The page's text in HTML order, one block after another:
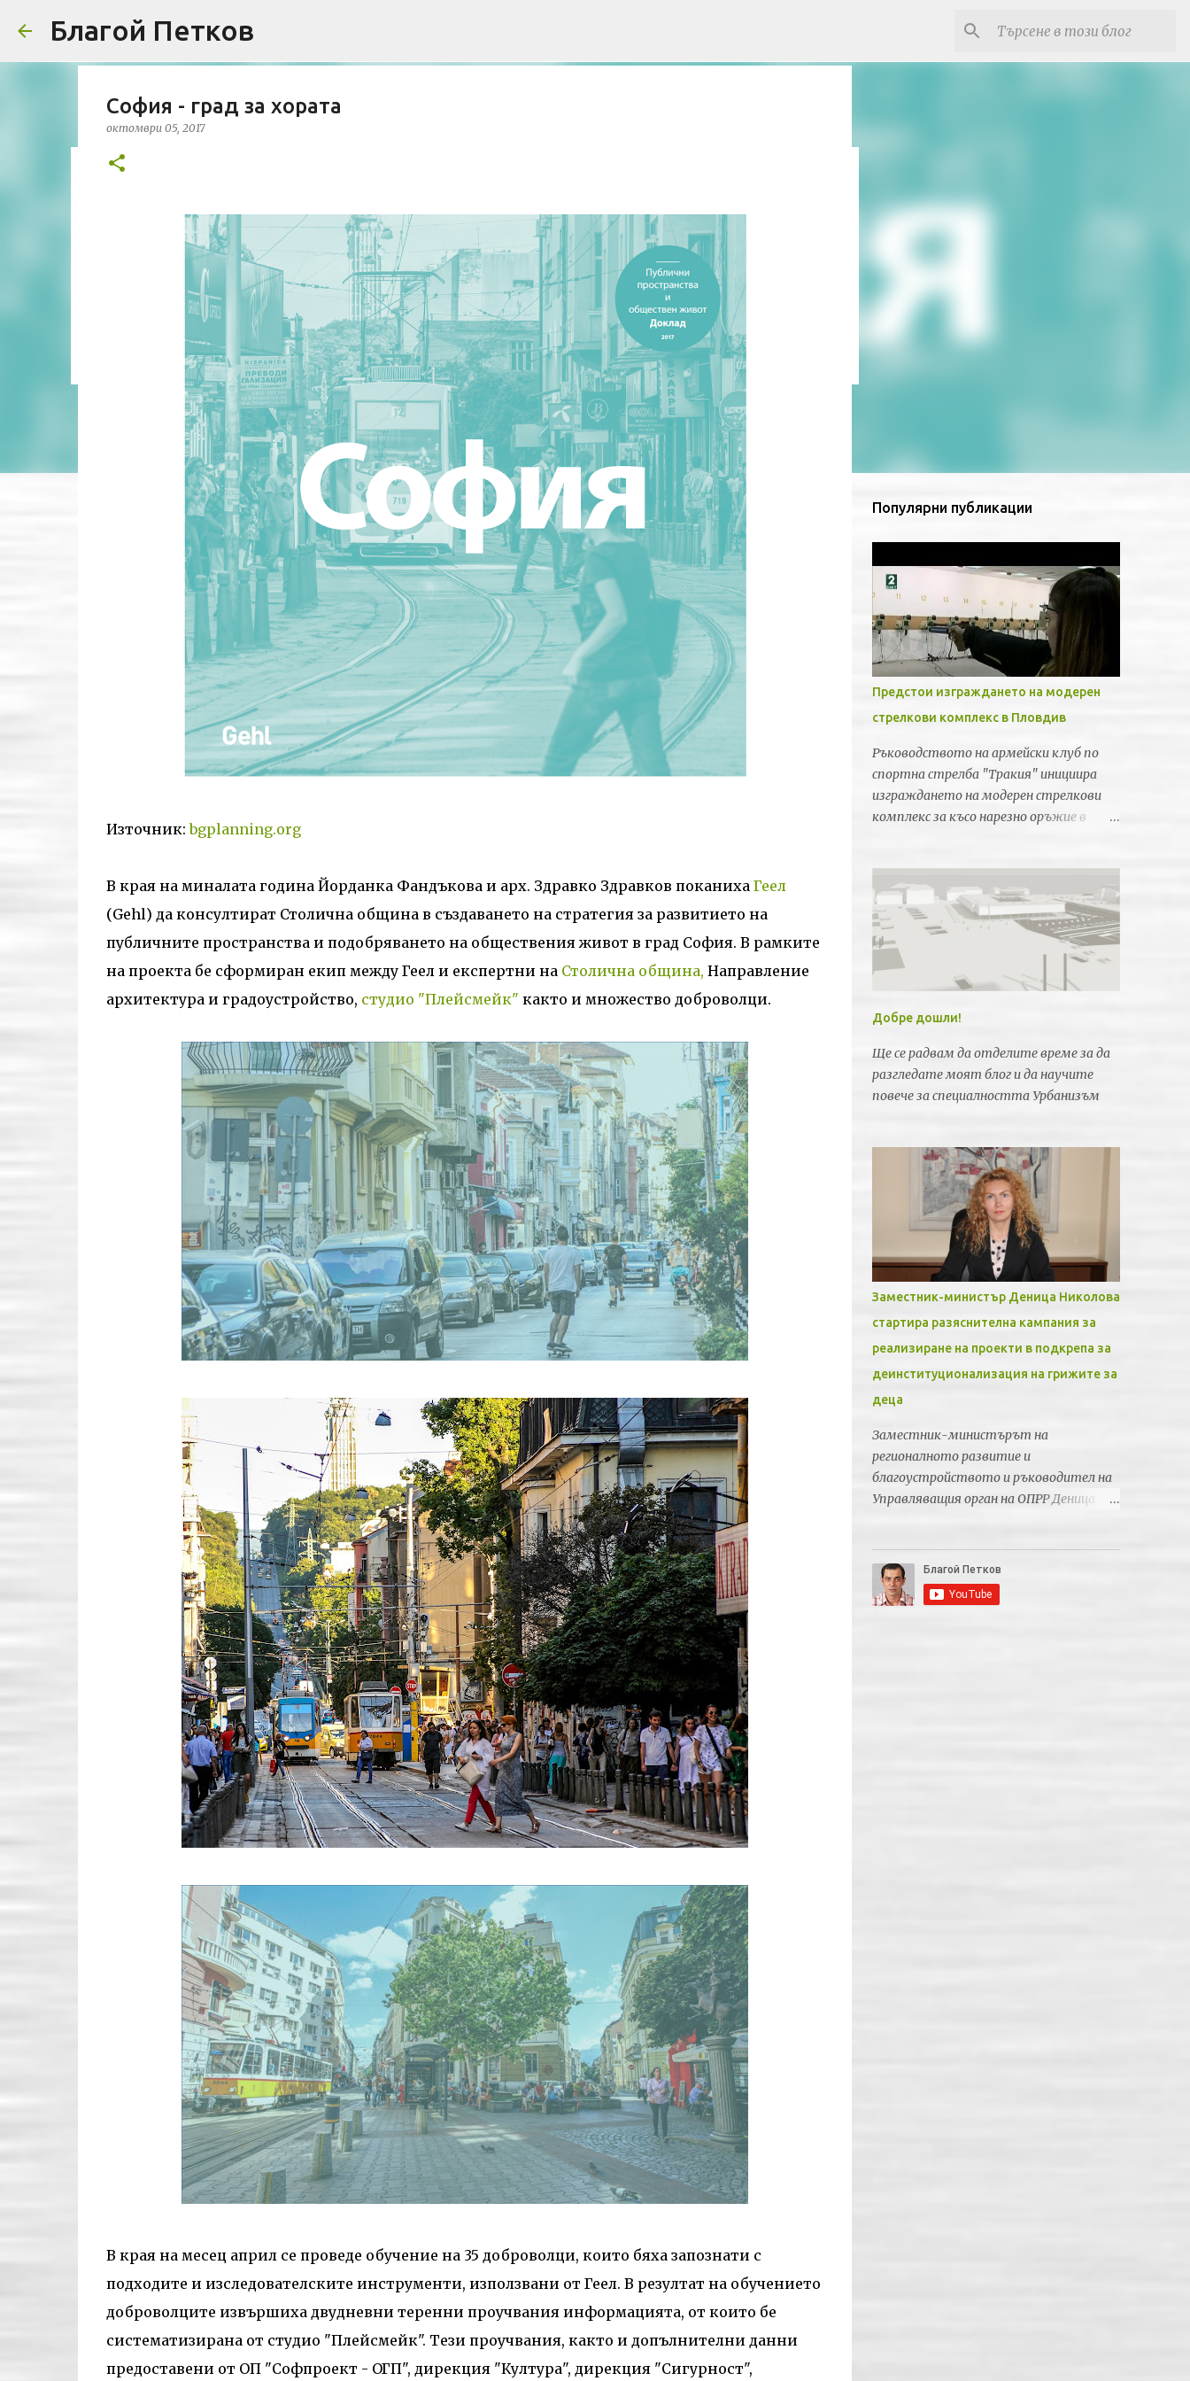
Благой Петков
БЛАГОЙ ПЕТКОВ ЗА МЕН ПРЕДСТАВЯНЕ НА БЛОГА СОЦИОЛОГИЯ СУ "СВ. КЛИМЕНТ ОХРИДСКИ" УАСГ
София - град за хората
октомври 05, 2017
Източник:bgplanning.org
В края на миналата година Йорданка Фандъкова и арх. Здравко Здравков поканиха Геел
(Gehl) да консултират Столична община в създаването на стратегия за развитието на
публичните пространства и подобряването на обществения живот в град София. В рамките
на проекта бе сформиран екип между Геел и експертни на Столична община, Направление
архитектура и градоустройство, студио "Плейсмейк" както и множество доброволци.
В края на месец април се проведе обучение на 35 доброволци, които бяха запознати с
подходите и изследователските инструменти, използвани от Геел. В резултат на обучението
доброволците извършиха двудневни теренни проучвания информацията, от които бе
систематизирана от студио "Плейсмейк". Тези проучвания, както и допълнителни данни
предоставени от ОП "Софпроект - ОГП", дирекция "Култура", дирекция "Сигурност",
Популярни публикации
Предстои изграждането на модерен
стрелкови комплекс в Пловдив
Ръководството на армейски клуб по
спортна стрелба "Тракия" инициира
изграждането на модерен стрелкови
комплекс за късо нарезно оръжие в
Световната федерация по спортна
стрелба за провеждането на силни
международни турнири и първенства.
Добре дошли!
Ще се радвам да отделите време за да
разгледате моят блог и да научите
повече за специалността Урбанизъм
Заместник-министър Деница Николова
стартира разяснителна кампания за
реализиране на проекти в подкрепа за
деинституционализация на грижите за
деца
Заместник-министърът на
регионалното развитие и
благоустройството и ръководител на
Управляващия орган на ОПРР Деница
деинституционализация на грижите за
деца" по Приоритетна ос 5 "Регионална
социална инфраструктура" на